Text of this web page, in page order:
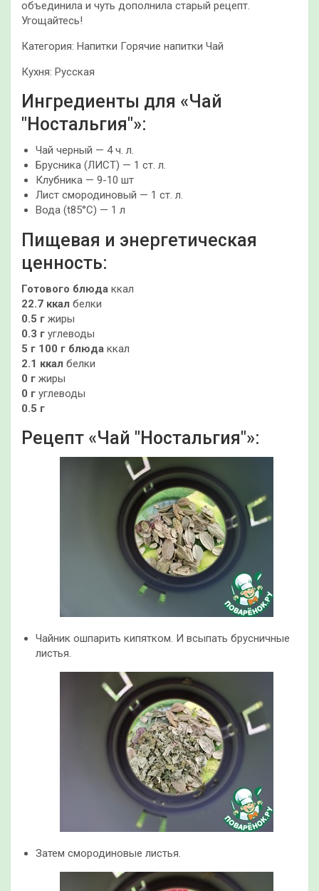
объединила и чуть дополнила старый рецепт.
Угощайтесь!
Категория: Напитки Горячие напитки Чай
Кухня: Русская
Ингредиенты для «Чай
"Ностальгия"»:
Чай черный — 4 ч. л.
Брусника (ЛИСТ) — 1 ст. л.
Клубника — 9-10 шт
Лист смородиновый — 1 ст. л.
Вода (t85°C) — 1 л
Пищевая и энергетическая
ценность:
Готового блюда ккал
22.7 ккал белки
0.5 г жиры
0.3 г углеводы
5 г 100 г блюда ккал
2.1 ккал белки
0 г жиры
0 г углеводы
0.5 г
Рецепт «Чай "Ностальгия"»:
Чайник ошпарить кипятком. И всыпать брусничные
листья.
Затем смородиновые листья.